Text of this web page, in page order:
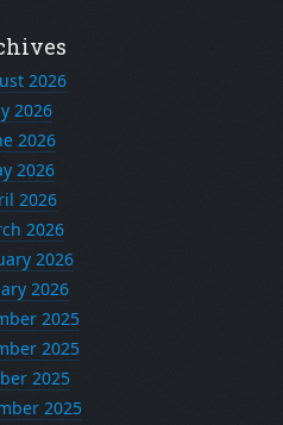
2026
2026
2026
2026
2026
2026
2026
2026
2025
2025
2025
2025